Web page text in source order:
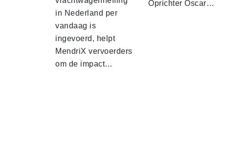
in Nederland per
vandaag is
ingevoerd, helpt
MendriX vervoerders
om de impact…
Oprichter Oscar…